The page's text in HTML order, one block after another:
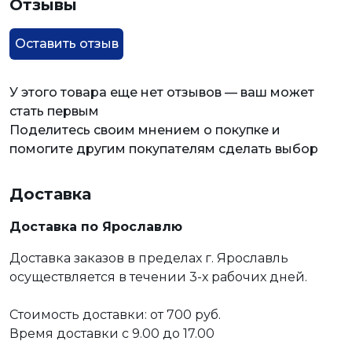
Отзывы
Оставить отзыв
У этого товара еще нет отзывов — ваш может
стать первым
Поделитесь своим мнением о покупке и
помогите другим покупателям сделать выбор
Доставка
Доставка по Ярославлю
Доставка заказов в пределах г. Ярославль
осуществляется в течении 3-х рабочих дней.
Стоимость доставки: от 700 руб.
Время доставки с 9.00 до 17.00